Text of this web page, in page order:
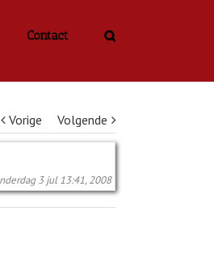
Contact
Vorige Volgende
3 jul 13:41, 2008